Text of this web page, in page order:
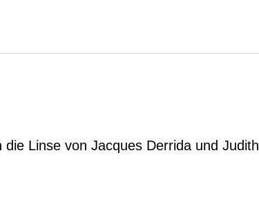
Linse von Jacques Derrida und Judith